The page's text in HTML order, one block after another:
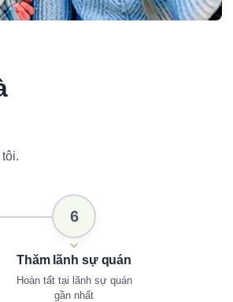
6
Thăm lãnh sự quán
Hoàn tất tại lãnh sự quán
gần nhất